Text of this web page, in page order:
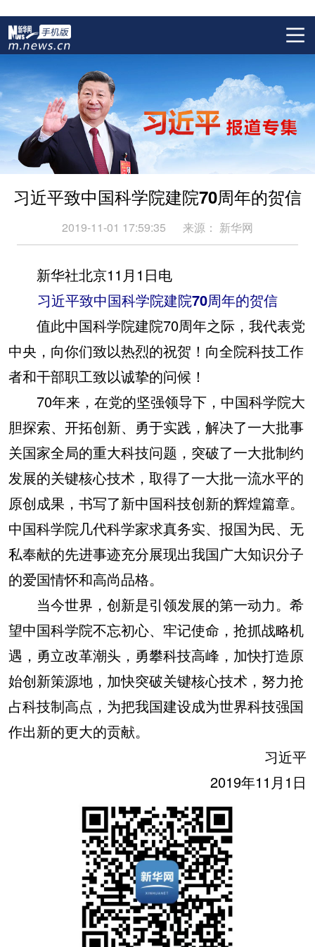
习近平致中国科学院建院70周年的贺信
2019-11-01 17:59:35 来源： 新华网
新华社北京11月1日电
习近平致中国科学院建院70周年的贺信
值此中国科学院建院70周年之际，我代表党
中央，向你们致以热烈的祝贺！向全院科技工作
者和干部职工致以诚挚的问候！
70年来，在党的坚强领导下，中国科学院大
胆探索、开拓创新、勇于实践，解决了一大批事
关国家全局的重大科技问题，突破了一大批制约
发展的关键核心技术，取得了一大批一流水平的
原创成果，书写了新中国科技创新的辉煌篇章。
中国科学院几代科学家求真务实、报国为民、无
私奉献的先进事迹充分展现出我国广大知识分子
的爱国情怀和高尚品格。
当今世界，创新是引领发展的第一动力。希
望中国科学院不忘初心、牢记使命，抢抓战略机
遇，勇立改革潮头，勇攀科技高峰，加快打造原
始创新策源地，加快突破关键核心技术，努力抢
占科技制高点，为把我国建设成为世界科技强国
作出新的更大的贡献。
习近平
2019年11月1日